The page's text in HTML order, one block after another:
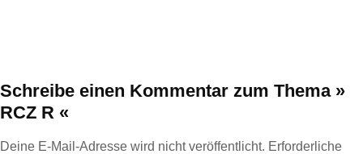
Schreibe einen Kommentar zum Thema »
RCZ R «
Deine E-Mail-Adresse wird nicht veröffentlicht. Erforderliche